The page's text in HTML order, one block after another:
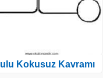
Kokusuz Kavramı